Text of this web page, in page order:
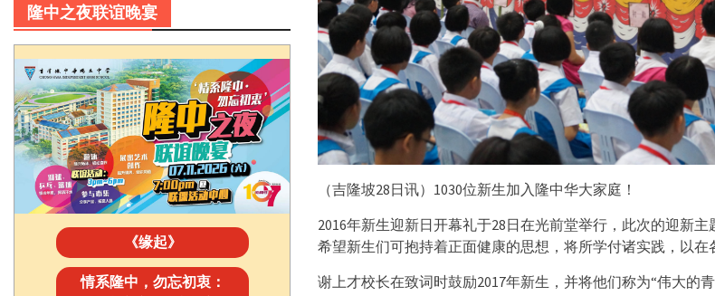
（吉隆坡28日讯）1030位新生加入隆中华大家庭！
2016年新生迎新日开幕礼于28日在光前堂举行，此次的迎新主
希望新生们可抱持着正面健康的思想，将所学付诸实践，以在
谢上才校长在致词时鼓励2017年新生，并将他们称为“伟大的青
隆中之夜联谊晚宴
《缘起》
情系隆中，勿忘初衷：